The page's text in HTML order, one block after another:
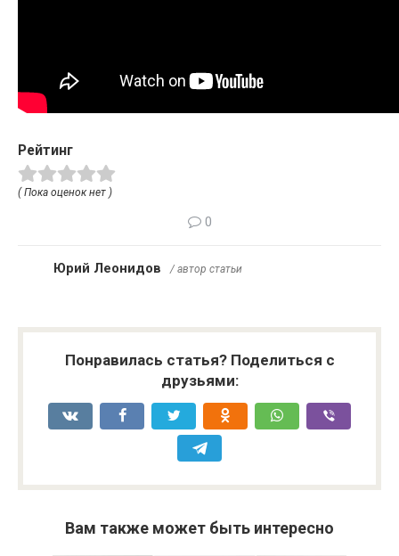
Рейтинг
( Пока оценок нет )
0
Юрий Леонидов / автор статьи
Понравилась статья? Поделиться с
друзьями:
Вам также может быть интересно